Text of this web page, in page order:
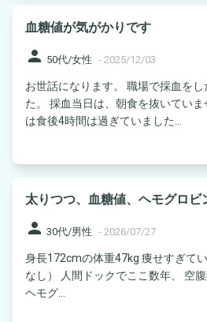
血糖値が気がかりです
person 50代/女性 - 2025/12/03
お世話になります。 職場で採血を
た。 採血当日は、朝食を抜いてい
は食後4時間は過ぎていました...
太りつつ、血糖値、ヘモグロビ
person 30代/男性 - 2026/07/27
身長172cmの体重47kg 痩せすぎて
なし） 人間ドックでここ数年、 空腹時血糖が高め 110前後
ヘモグ...